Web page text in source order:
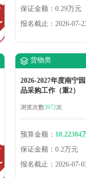
保证金额： 0.29万元
报名截止： 2026-07-
货物类
2026-2027年度南宁
品采购工作（重2）
浏览次数3972次
预算金额： 10.22384
保证金额： 0.2万元
报名截止： 2026-07-